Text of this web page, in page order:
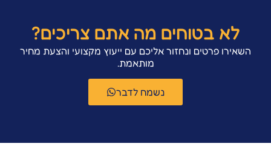
לא בטוחים מה אתם צריכים?
השאירו פרטים ונחזור אליכם עם ייעוץ מקצועי והצעת מחיר
מותאמת.
נשמח לדבר